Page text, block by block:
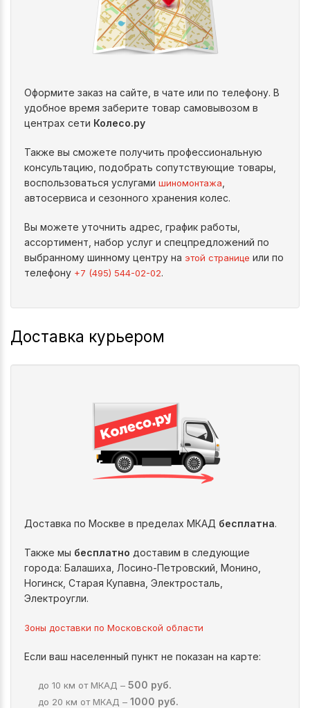
Оформите заказ на сайте, в чате или по телефону. В
удобное время заберите товар самовывозом в
центрах сети Колесо.ру
Также вы сможете получить профессиональную
консультацию, подобрать сопутствующие товары,
воспользоваться услугами шиномонтажа
автосервиса и сезонного хранения колес.
Вы можете уточнить адрес, график работы,
ассортимент, набор услуг и спецпредложений по
выбранному шинному центру на этой странице или по
телефону +7 (495) 544-02-02.
Доставка курьером
Доставка по Москве в пределах МКАД бесплатна.
Также мы бесплатно доставим в следующие
города: Балашиха, Лосино-Петровский, Монино,
Ногинск, Старая Купавна, Электросталь,
Электроугли.
Зоны доставки по Московской области
Если ваш населенный пункт не показан на карте:
до 10 км от МКАД – 500 руб.
до 20 км от МКАД – 1000 руб.